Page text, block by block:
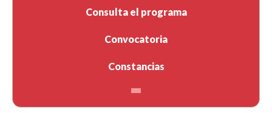
Consulta el programa
Convocatoria
Constancias